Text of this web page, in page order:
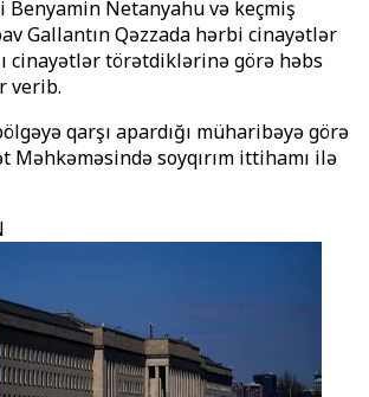
Netanyahu və keçmiş
Gallantın Qəzzada hərbi cinayətlər
cinayətlər törətdiklərinə görə həbs
verib.
qarşı apardığı müharibəyə görə
Məhkəməsində soyqırım ittihamı ilə